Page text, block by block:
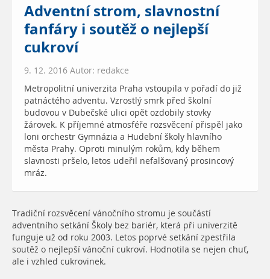
Adventní strom, slavnostní
fanfáry i soutěž o nejlepší
cukroví
9. 12. 2016 Autor: redakce
Metropolitní univerzita Praha vstoupila v pořadí do již
patnáctého adventu. Vzrostlý smrk před školní
budovou v Dubečské ulici opět ozdobily stovky
žárovek. K příjemné atmosféře rozsvěcení přispěl jako
loni orchestr Gymnázia a Hudební školy hlavního
města Prahy. Oproti minulým rokům, kdy během
slavnosti pršelo, letos udeřil nefalšovaný prosincový
mráz.
Tradiční rozsvěcení vánočního stromu je součástí
adventního setkání Školy bez bariér, která při univerzitě
funguje už od roku 2003. Letos poprvé setkání zpestřila
soutěž o nejlepší vánoční cukroví. Hodnotila se nejen chuť,
ale i vzhled cukrovinek.